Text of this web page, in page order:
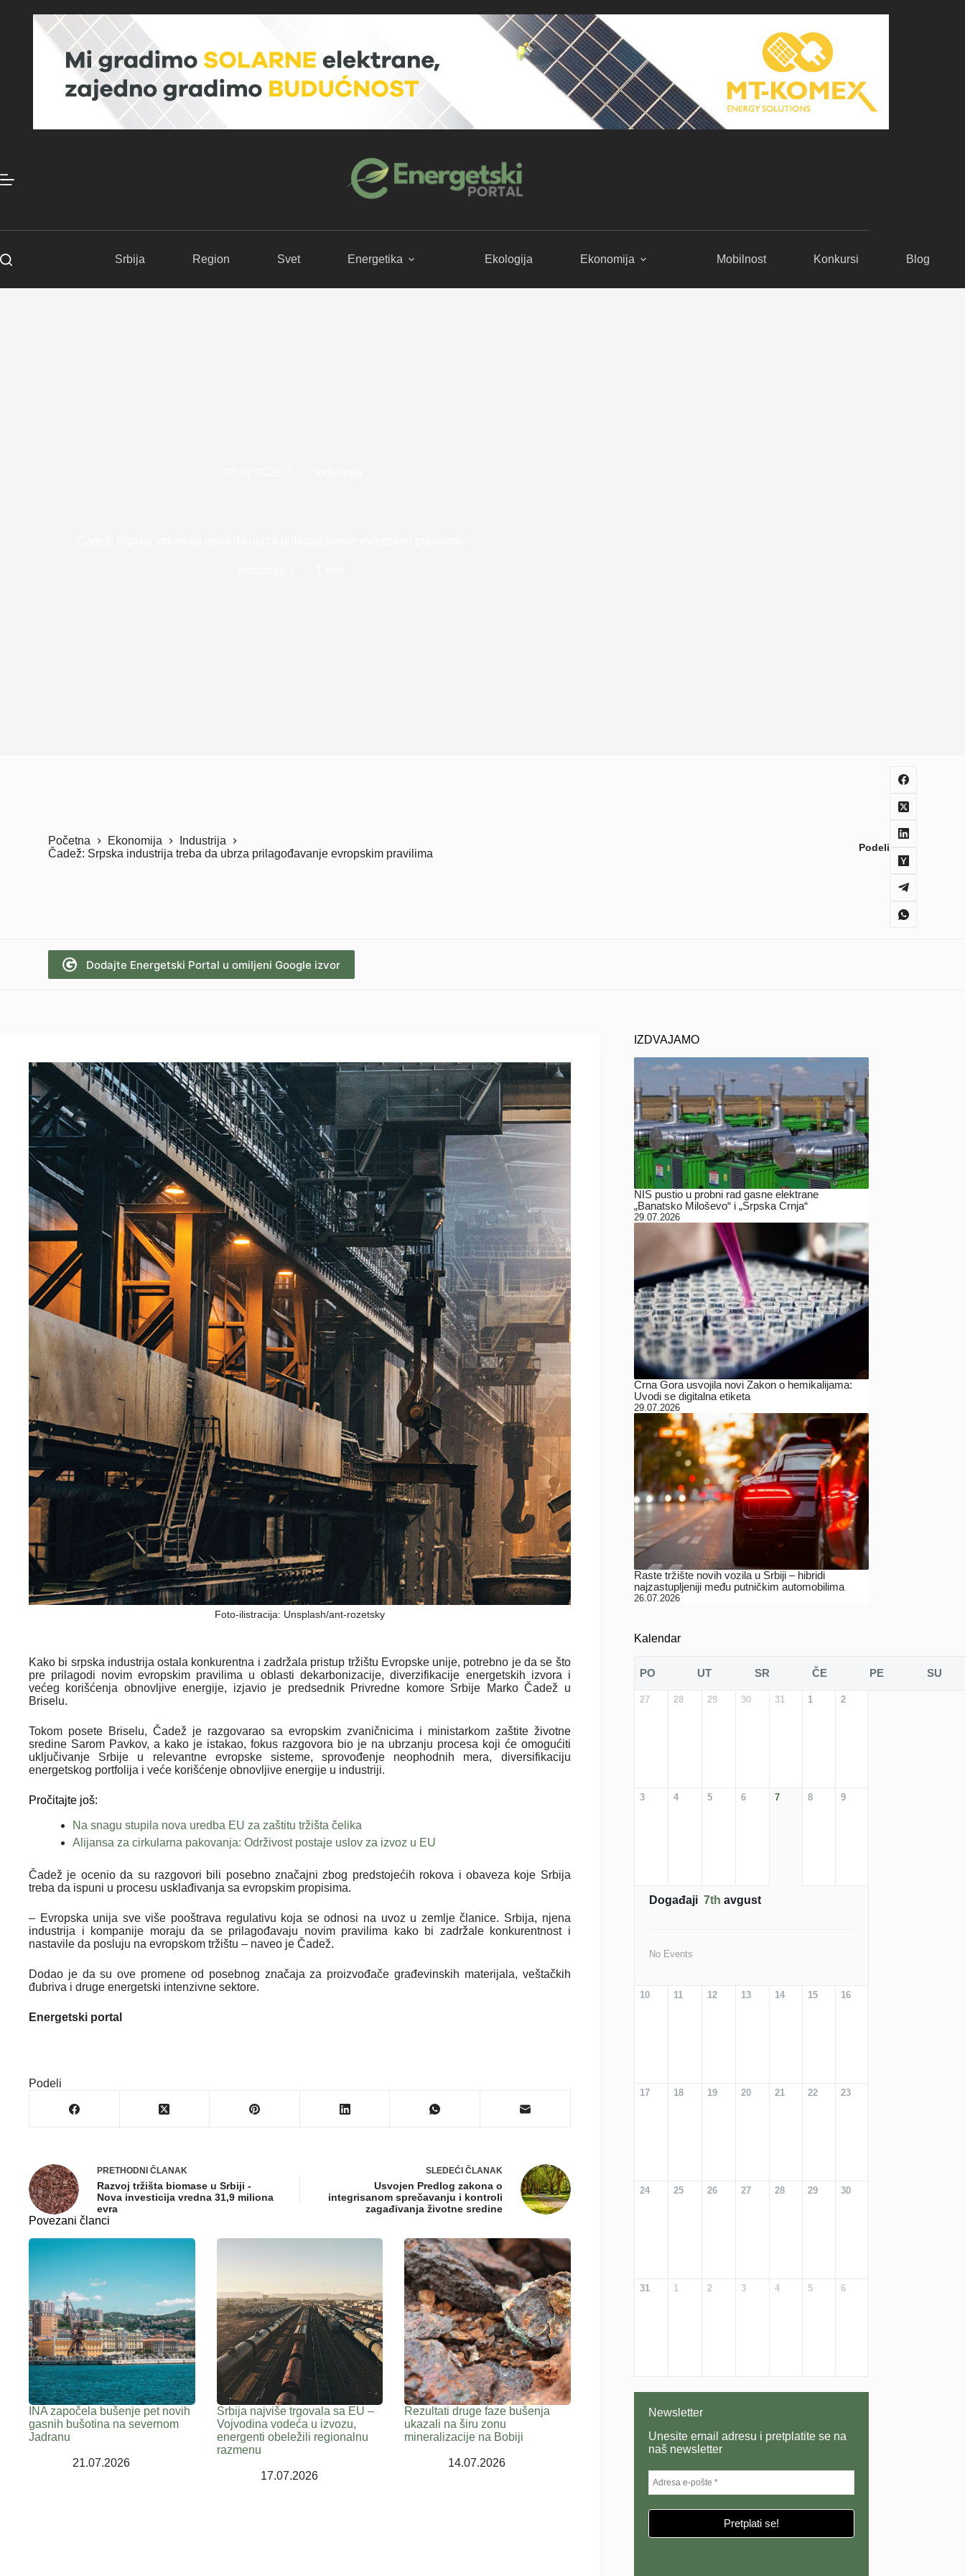
Srbija Region Svet Energetika Ekologija Ekonomija Mobilnost Konkursi Blog
Početna Ekonomija
Industrija
Čadež: Srpska industrija treba da ubrza prilagođavanje evropskim pravilima
Podeli
Dodajte Energetski Portal u omiljeni Google izvor
Foto-ilistracija: Unsplash/ant-rozetsky
Kako bi srpska industrija ostala konkurentna i zadržala pristup tržištu Evropske unije, potrebno je da se što
pre prilagodi novim evropskim pravilima u oblasti dekarbonizacije, diverzifikacije energetskih izvora i
većeg korišćenja obnovljive energije, izjavio je predsednik Privredne komore Srbije Marko Čadež u
Briselu.
Tokom posete Briselu, Čadež je razgovarao sa evropskim zvaničnicima i ministarkom zaštite životne
sredine Sarom Pavkov, a kako je istakao, fokus razgovora bio je na ubrzanju procesa koji će omogućiti
uključivanje Srbije u relevantne evropske sisteme, sprovođenje neophodnih mera, diversifikaciju
energetskog portfolija i veće korišćenje obnovljive energije u industriji.
Pročitajte još:
Na snagu stupila nova uredba EU za zaštitu tržišta čelika
Alijansa za cirkularna pakovanja: Održivost postaje uslov za izvoz u EU
Čadež je ocenio da su razgovori bili posebno značajni zbog predstojećih rokova i obaveza koje Srbija
treba da ispuni u procesu usklađivanja sa evropskim propisima.
– Evropska unija sve više pooštrava regulativu koja se odnosi na uvoz u zemlje članice. Srbija, njena
industrija i kompanije moraju da se prilagođavaju novim pravilima kako bi zadržale konkurentnost i
nastavile da posluju na evropskom tržištu – naveo je Čadež.
Dodao je da su ove promene od posebnog značaja za proizvođače građevinskih materijala, veštačkih
đubriva i druge energetski intenzivne sektore.
Energetski portal
Podeli
PRETHODNI ČLANAK
Razvoj tržišta biomase u Srbiji -
Nova investicija vredna 31,9 miliona
evra
SLEDEĆI ČLANAK
Usvojen Predlog zakona o
integrisanom sprečavanju i kontroli
zagađivanja životne sredine
Povezani članci
INA započela bušenje pet novih
gasnih bušotina na severnom
Jadranu
21.07.2026
Srbija najviše trgovala sa EU –
Vojvodina vodeća u izvozu,
energenti obeležili regionalnu
razmenu
17.07.2026
Rezultati druge faze bušenja
ukazali na širu zonu
mineralizacije na Bobiji
14.07.2026
IZDVAJAMO
NIS pustio u probni rad gasne elektrane
„Banatsko Miloševo“ i „Srpska Crnja“
29.07.2026
Crna Gora usvojila novi Zakon o hemikalijama:
Uvodi se digitalna etiketa
29.07.2026
Raste tržište novih vozila u Srbiji – hibridi
najzastupljeniji među putničkim automobilima
26.07.2026
Kalendar
PO UT SR ČE PE SU
27 28 29 30 31 1 2
3 4 5 6 7 8 9
Događaji 7th avgust
No Events
10 11 12 13 14 15 16
17 18 19 20 21 22 23
24 25 26 27 28 29 30
31 1 2 3 4 5 6
Newsletter
Unesite email adresu i pretplatite se na
naš newsletter